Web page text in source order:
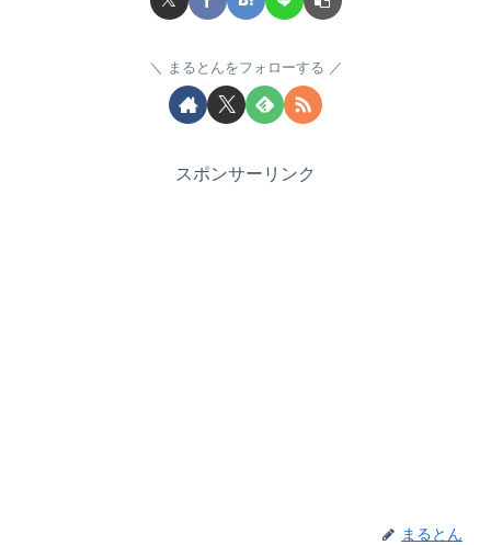
まるとんをフォローする
スポンサーリンク
まるとん